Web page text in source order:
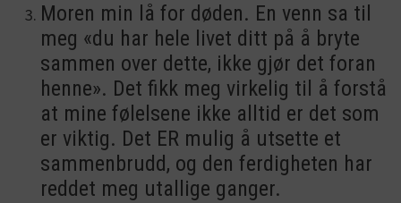
Moren min lå for døden. En venn sa til
meg «du har hele livet ditt på å bryte
sammen over dette, ikke gjør det foran
henne». Det fikk meg virkelig til å forstå
at mine følelsene ikke alltid er det som
er viktig. Det ER mulig å utsette et
sammenbrudd, og den ferdigheten har
reddet meg utallige ganger.